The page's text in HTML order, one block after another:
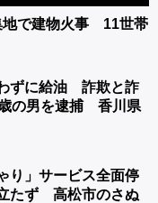
地で建物火事 11世帯
ずに給油 詐欺と詐
の男を逮捕 香川県
り」サービス全面停
たず 高松市のさぬ